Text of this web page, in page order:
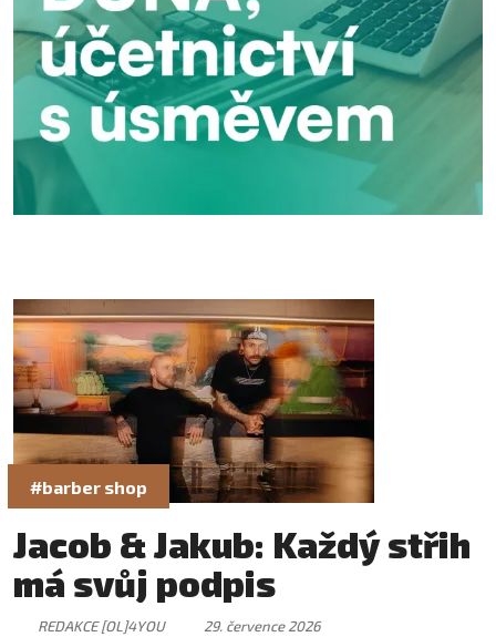
#barber shop
Jacob & Jakub: Každý střih
má svůj podpis
REDAKCE [OL]4YOU
29. července 2026